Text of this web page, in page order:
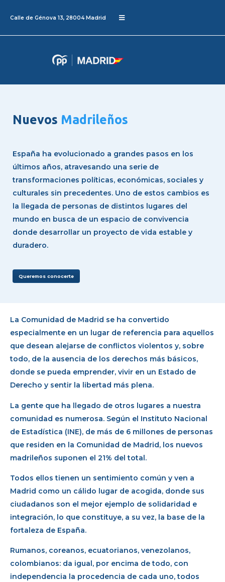
Calle de Génova 13, 28004 Madrid
Nuevos Madrileños
España ha evolucionado a grandes pasos en los
últimos años, atravesando una serie de
transformaciones políticas, económicas, sociales y
culturales sin precedentes. Uno de estos cambios es
la llegada de personas de distintos lugares del
mundo en busca de un espacio de convivencia
donde desarrollar un proyecto de vida estable y
duradero.
Queremos conocerte
La Comunidad de Madrid se ha convertido
especialmente en un lugar de referencia para aquellos
que desean alejarse de conflictos violentos y, sobre
todo, de la ausencia de los derechos más básicos,
donde se pueda emprender, vivir en un Estado de
Derecho y sentir la libertad más plena.
La gente que ha llegado de otros lugares a nuestra
comunidad es numerosa. Según el Instituto Nacional
de Estadística (INE), de más de 6 millones de personas
que residen en la Comunidad de Madrid, los nuevos
madrileños suponen el 21% del total.
Todos ellos tienen un sentimiento común y ven a
Madrid como un cálido lugar de acogida, donde sus
ciudadanos son el mejor ejemplo de solidaridad e
integración, lo que constituye, a su vez, la base de la
fortaleza de España.
Rumanos, coreanos, ecuatorianos, venezolanos,
colombianos: da igual, por encima de todo, con
independencia la procedencia de cada uno, todos